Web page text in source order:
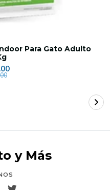
Para Gato Adulto
y Más